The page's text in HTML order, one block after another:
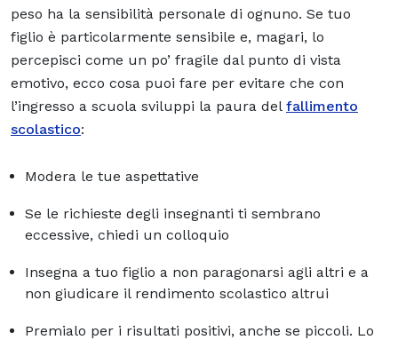
peso ha la sensibilità personale di ognuno. Se tuo
figlio è particolarmente sensibile e, magari, lo
percepisci come un po’ fragile dal punto di vista
emotivo, ecco cosa puoi fare per evitare che con
l’ingresso a scuola sviluppi la paura del fallimento
scolastico:
Modera le tue aspettative
Se le richieste degli insegnanti ti sembrano
eccessive, chiedi un colloquio
Insegna a tuo figlio a non paragonarsi agli altri e a
non giudicare il rendimento scolastico altrui
Premialo per i risultati positivi, anche se piccoli. Lo